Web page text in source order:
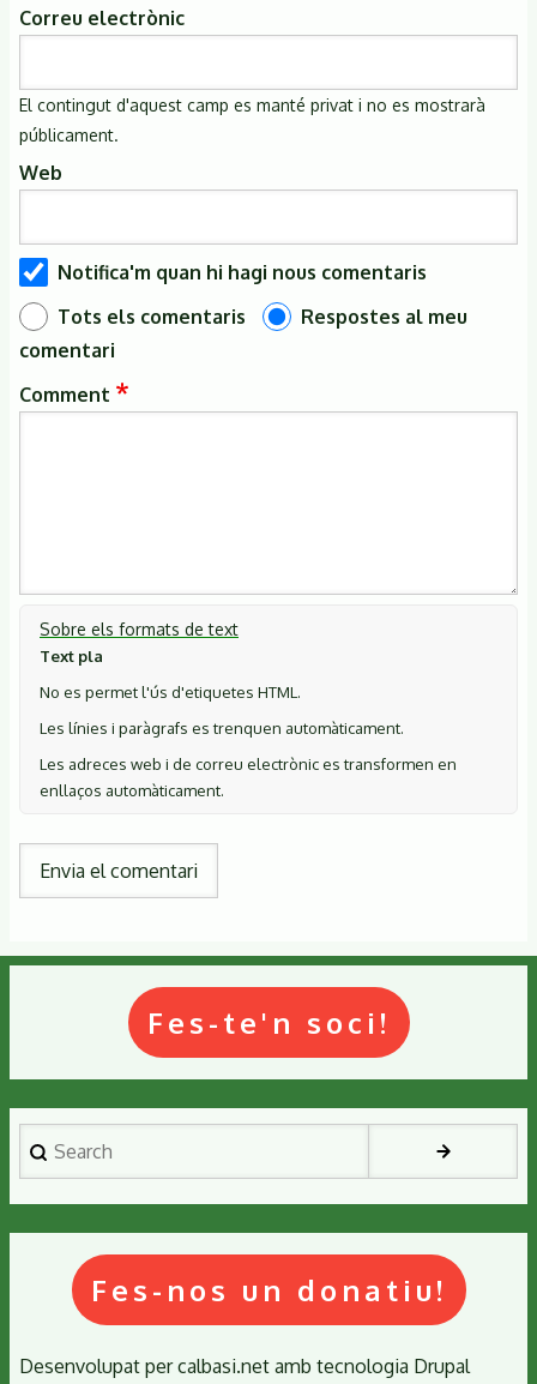
Correu electrònic
El contingut d'aquest camp es manté privat i no es mostrarà
públicament.
Web
Notifica'm quan hi hagi nous comentaris
Tots els comentaris
Respostes al meu
comentari
Comment
Sobre els formats de text
Text pla
No es permet l'ús d'etiquetes HTML.
Les línies i paràgrafs es trenquen automàticament.
Les adreces web i de correu electrònic es transformen en
enllaços automàticament.
Fes-te'n soci!
Search
Fes-nos un donatiu!
Desenvolupat percalbasi.net amb tecnologia Drupal